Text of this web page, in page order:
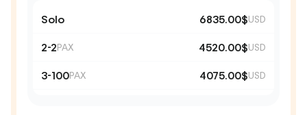
Solo 6835.00$USD
2-2PAX 4520.00$USD
3-100PAX 4075.00$USD